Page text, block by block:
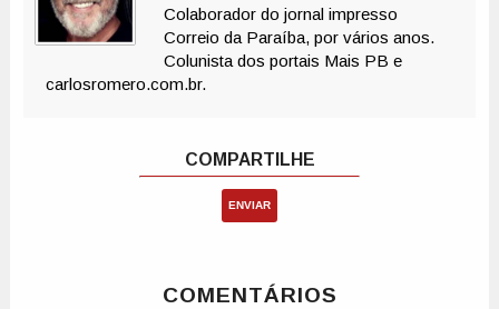
ENVIAR
COMENTÁRIOS